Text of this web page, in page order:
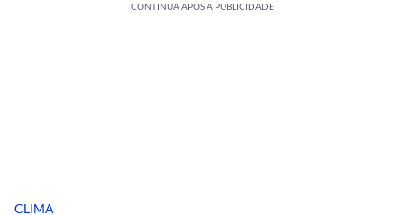
CONTINUA APÓS A PUBLICIDADE
CLIMA